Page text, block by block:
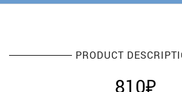
PRODUCT
810₽